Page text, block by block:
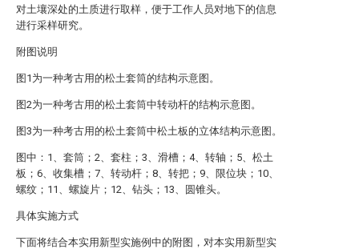
对土壤深处的土质进行取样，便于工作人员对地下的信息
进行采样研究。
附图说明
图1为一种考古用的松土套筒的结构示意图。
图2为一种考古用的松土套筒中转动杆的结构示意图。
图3为一种考古用的松土套筒中松土板的立体结构示意图。
图中：1、套筒；2、套柱；3、滑槽；4、转轴；5、松土
板；6、收集槽；7、转动杆；8、转把；9、限位块；10、
螺纹；11、螺旋片；12、钻头；13、圆锥头。
具体实施方式
下面将结合本实用新型实施例中的附图，对本实用新型实